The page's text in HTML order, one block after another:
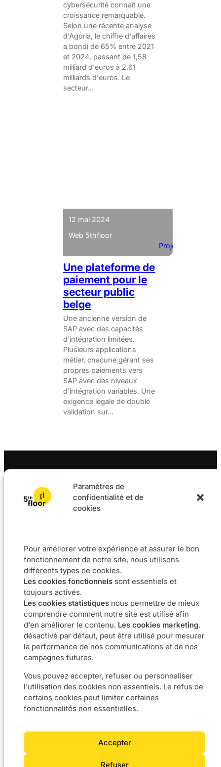
Paramètres de
confidentialité et de
cookies
Pour améliorer votre expérience et assurer le bon
fonctionnement de notre site, nous utilisons
différents types de cookies.
Les cookies fonctionnels sont essentiels et
toujours activés.
Les cookies statistiques nous permettre de mieux
comprendre comment notre site est utilisé afin
d'en améliorer le contenu. Les cookies marketing,
désactivé par défaut, peut être utilisé pour mesurer
la performance de nos communications et de nos
campagnes futures.
Vous pouvez accepter, refuser ou personnaliser
l'utilisation des cookies non essentiels. Le refus de
certains cookies peut limiter certaines
fonctionnalités non essentielles.
Accepter
Refuser
cybersécurité connaît une
croissance remarquable.
Selon une récente analyse
d'Agoria, le chiffre d'affaires
a bondi de 65% entre 2021
et 2024, passant de 1,58
milliard d'euros à 2,61
milliards d'euros. Le
secteur...
12 mai 2024
Web 5thfloor
Projets
Une plateforme de
paiement pour le
secteur public
belge
Une ancienne version de
SAP avec des capacités
d'intégration limitées.
Plusieurs applications
métier, chacune gérant ses
propres paiements vers
SAP avec des niveaux
d'intégration variables. Une
exigence légale de double
validation sur…
Agile coaching
UX
Notre ADN
A propos
Approche
Engagements
Nous rejoindre
Offres d'emploi
Contactez-nous
Boulevard du Souverain 24 – 1170 Bruxelles
info@5thfloor.be BE 0673.857.416
2025 5th floor - Tous droits réservés❘